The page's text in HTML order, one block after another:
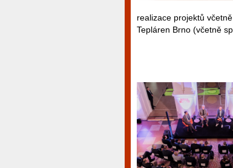
realizace projektů
Tepláren Brno (včetně